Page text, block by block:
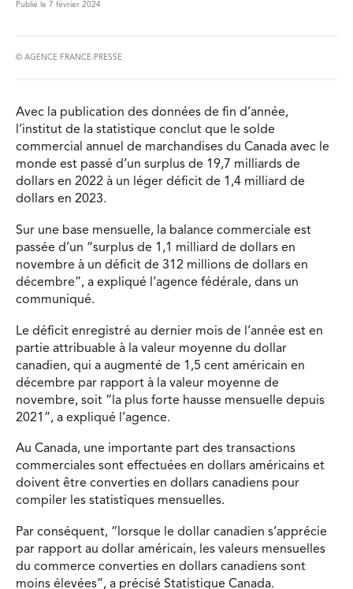
Publié le 7 février 2024
© AGENCE FRANCE-PRESSE
Avec la publication des données de fin d’année,
l’institut de la statistique conclut que le solde
commercial annuel de marchandises du Canada avec le
monde est passé d’un surplus de 19,7 milliards de
dollars en 2022 à un léger déficit de 1,4 milliard de
dollars en 2023.
Sur une base mensuelle, la balance commerciale est
passée d’un “surplus de 1,1 milliard de dollars en
novembre à un déficit de 312 millions de dollars en
décembre”, a expliqué l’agence fédérale, dans un
communiqué.
Le déficit enregistré au dernier mois de l’année est en
partie attribuable à la valeur moyenne du dollar
canadien, qui a augmenté de 1,5 cent américain en
décembre par rapport à la valeur moyenne de
novembre, soit “la plus forte hausse mensuelle depuis
2021”, a expliqué l’agence.
Au Canada, une importante part des transactions
commerciales sont effectuées en dollars américains et
doivent être converties en dollars canadiens pour
compiler les statistiques mensuelles.
Par conséquent, “lorsque le dollar canadien s’apprécie
par rapport au dollar américain, les valeurs mensuelles
du commerce converties en dollars canadiens sont
moins élevées”, a précisé Statistique Canada.